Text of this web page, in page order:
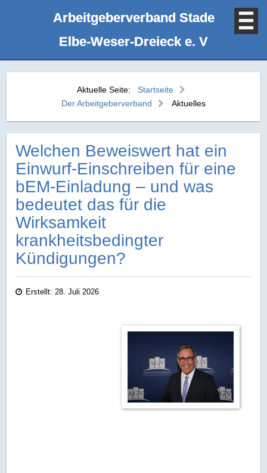
Arbeitgeberverband Stade
Elbe‑Weser‑Dreieck e. V
Aktuelle Seite:
Startseite
Der Arbeitgeberverband
Aktuelles
Welchen Beweiswert hat ein
Einwurf-Einschreiben für eine
bEM-Einladung – und was
bedeutet das für die
Wirksamkeit
krankheitsbedingter
Kündigungen?
Erstellt: 28. Juli 2026